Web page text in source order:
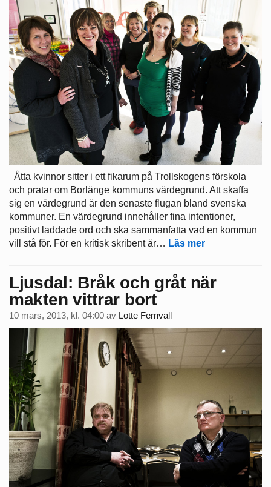
Åtta kvinnor sitter i ett fikarum på Trollskogens förskola
och pratar om Borlänge kommuns värdegrund. Att skaffa
sig en värdegrund är den senaste flugan bland svenska
kommuner. En värdegrund innehåller fina intentioner,
positivt laddade ord och ska sammanfatta vad en kommun
vill stå för. För en kritisk skribent är… Läs mer
Ljusdal: Bråk och gråt när
makten vittrar bort
10 mars, 2013, kl. 04:00 av Lotte Fernvall